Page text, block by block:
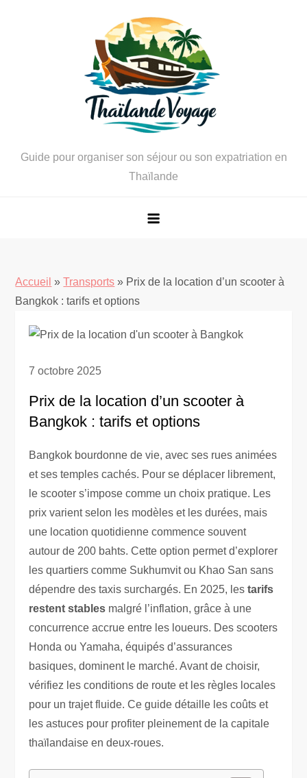
Guide pour organiser son séjour ou son expatriation en
Thaïlande
Accueil » Transports » Prix de la location d’un scooter à
Bangkok : tarifs et options
7 octobre 2025
Prix de la location d’un scooter à
Bangkok : tarifs et options
Bangkok bourdonne de vie, avec ses rues animées
et ses temples cachés. Pour se déplacer librement,
le scooter s’impose comme un choix pratique. Les
prix varient selon les modèles et les durées, mais
une location quotidienne commence souvent
autour de 200 bahts. Cette option permet d’explorer
les quartiers comme Sukhumvit ou Khao San sans
dépendre des taxis surchargés. En 2025, lestarifs
restent stables malgré l’inflation, grâce à une
concurrence accrue entre les loueurs. Des scooters
Honda ou Yamaha, équipés d’assurances
basiques, dominent le marché. Avant de choisir,
vérifiez les conditions de route et les règles locales
pour un trajet fluide. Ce guide détaille les coûts et
les astuces pour profiter pleinement de la capitale
thaïlandaise en deux-roues.